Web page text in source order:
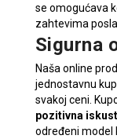
se omogućava
zahtevima posla.
Sigurna
Naša online
jednostavnu
svakoj ceni.
pozitivna
određeni model